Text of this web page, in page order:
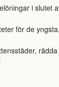
i slutet
för de